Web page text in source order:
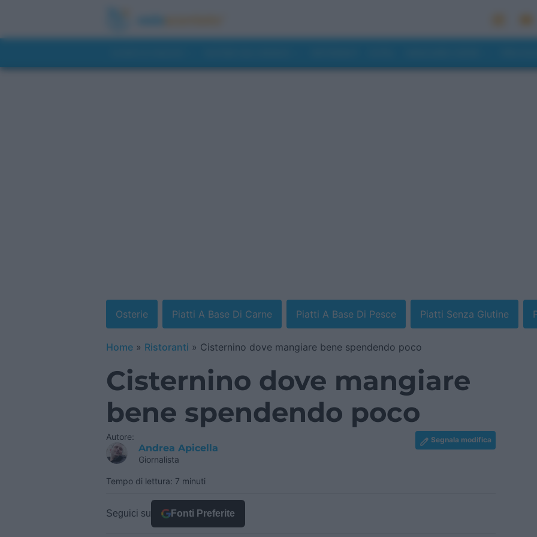
Osterie Piatti A Base Di Carne Piatti A Base Di Pesce Piatti Senza Glutine
Home » Ristoranti » Cisternino dove mangiare bene spendendo poco
Cisternino dove mangiare
bene spendendo poco
Autore:
Andrea Apicella
Giornalista
Segnala modifica
Tempo di lettura: 7 minuti
Seguici su Fonti Preferite